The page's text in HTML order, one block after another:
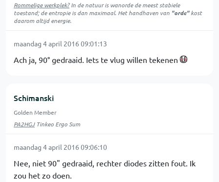
Rommelige werkplek?In de natuur iswanordede meest stabiele
toestand; de entropie is dan maximaal. Het handhaven van "orde"kost
daarom altijd energie.
maandag 4 april 2016 09:01:13
Ach ja, 90° gedraaid. Iets te vlug willen tekenen
Schimanski
Golden Member
PA2HGJTinkeo Ergo Sum
maandag 4 april 2016 09:06:10
Nee, niet 90" gedraaid, rechter diodes zitten fout. Ik
zou het zo doen.